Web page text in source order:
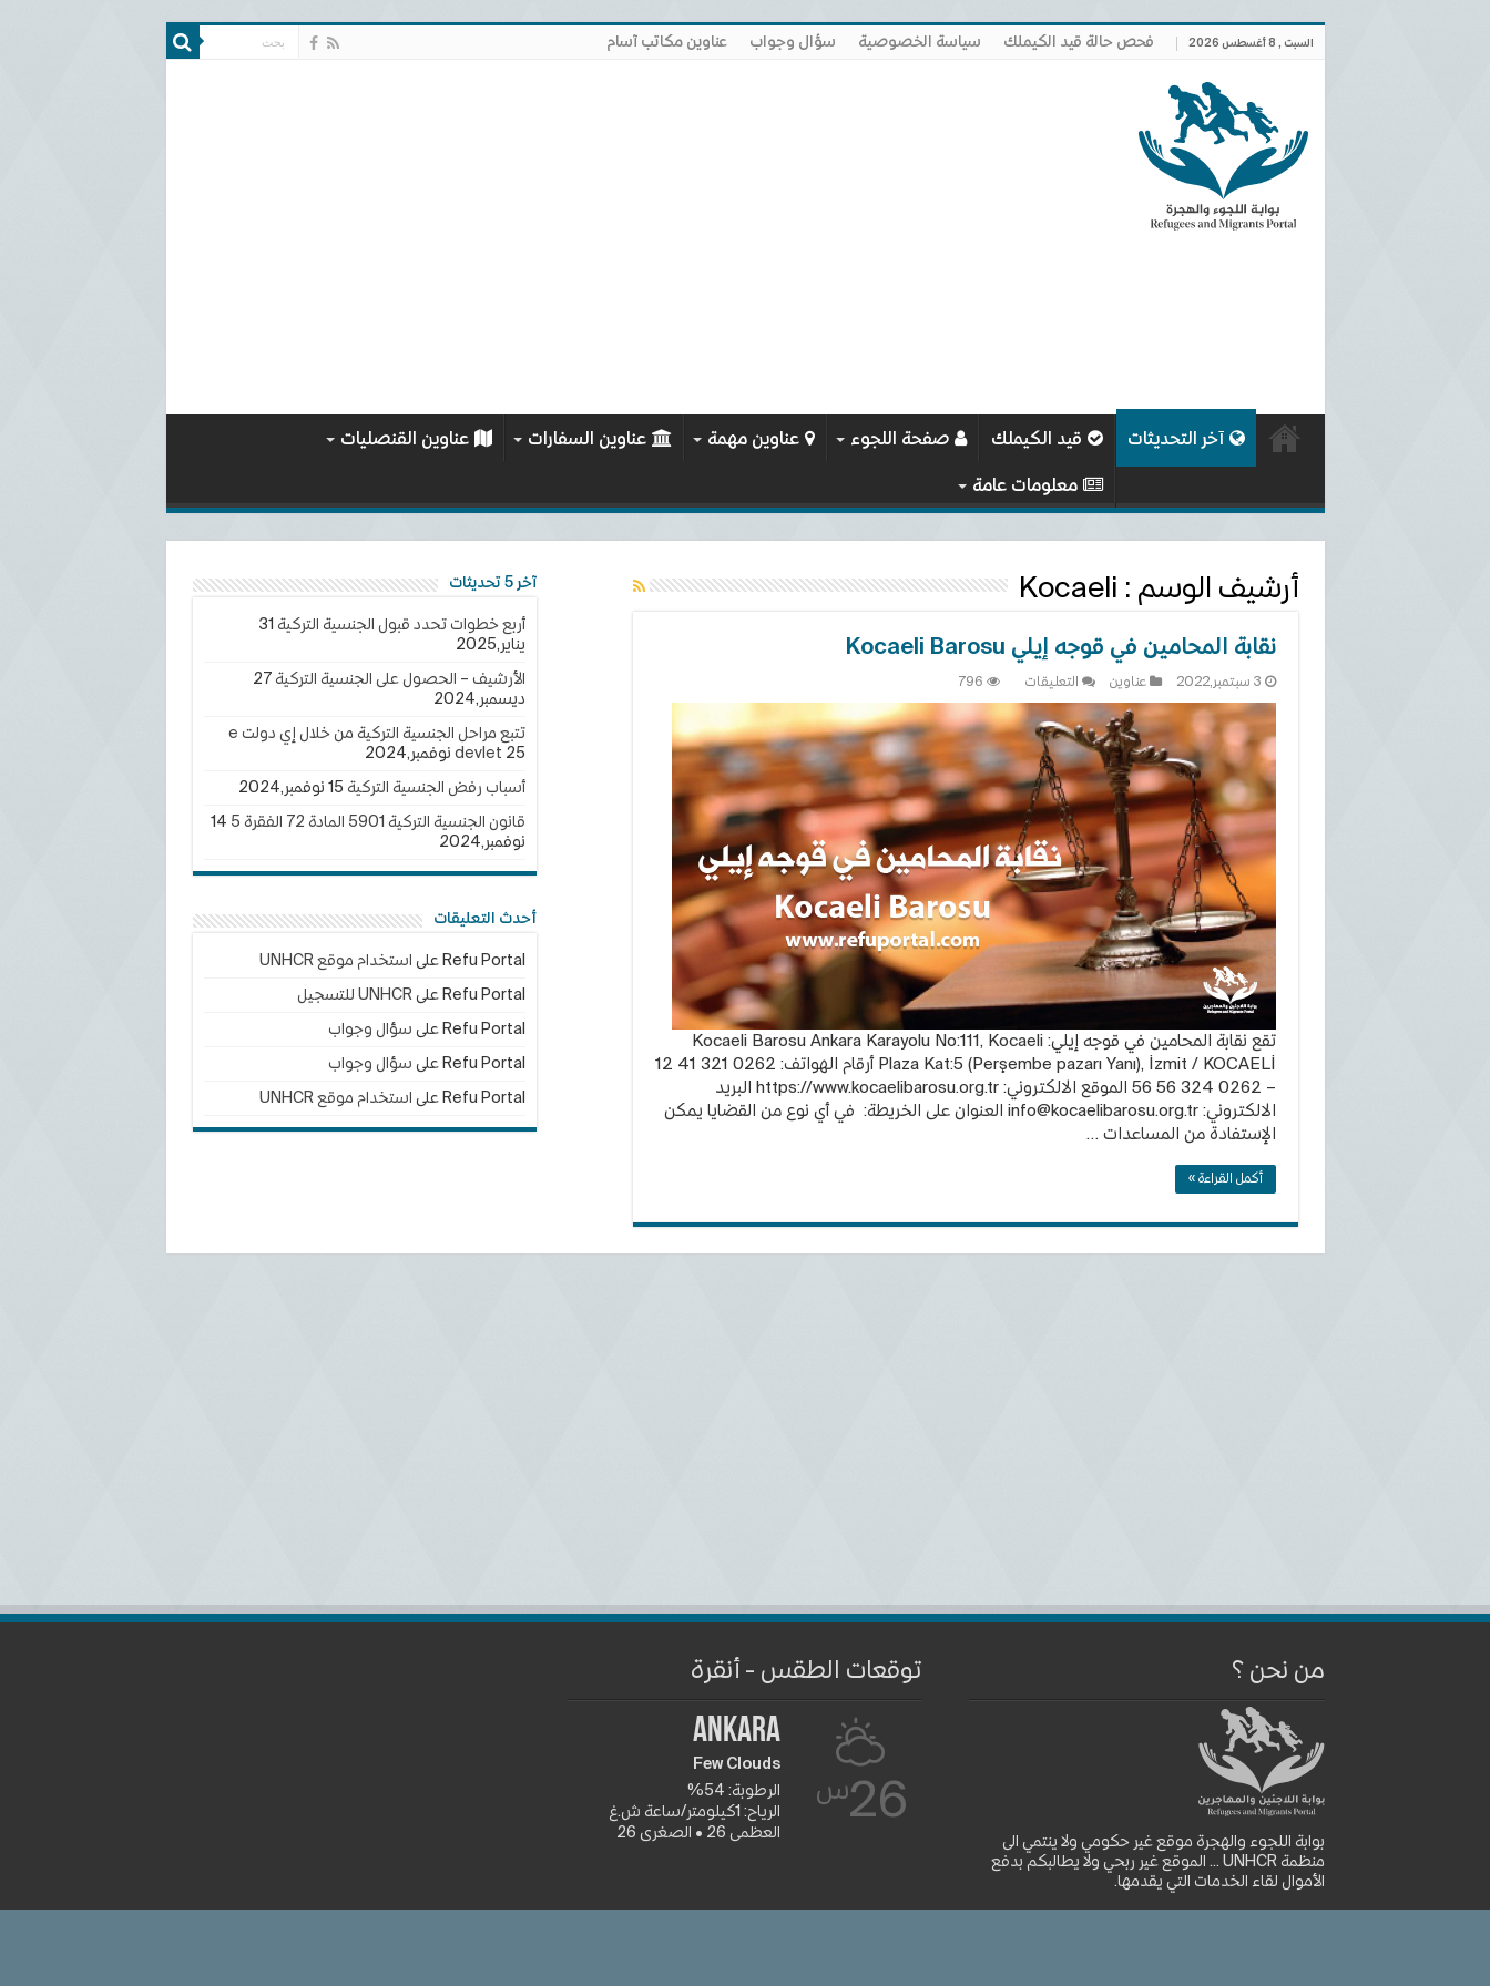
السبت , 8 أغسطس 2026 فحص حالة قيد الكيملك سياسة الخصوصية سؤال وجواب عناوين مكاتب آسام
آخر التحديثات قيد الكيملك صفحة اللجوء عناوين مهمة عناوين السفارات عناوين القنصليات
معلومات عامة
أرشيف الوسم : Kocaeli
نقابة المحامين في قوجه إيلي Kocaeli Barosu
3 سبتمبر,2022 عناوين التعليقات
المحامين
في
قوجه
إيلي
Kocaeli
Barosu
مغلقة
796
تقع نقابة المحامين في قوجه إيلي: Kocaeli Barosu Ankara Karayolu No:111, Kocaeli
Plaza Kat:5 (Perşembe pazarı Yanı), İzmit / KOCAELİ أرقام الهواتف: 0262 321 41 12
– 0262 324 56 56 الموقع الالكتروني: https://www.kocaelibarosu.org.tr البريد
الالكتروني:info@kocaelibarosu.org.tr العنوان على الخريطة: في أي نوع من القضايا يمكن
الإستفادة من المساعدات …
أكمل القراءة »
آخر 5 تحديثات
أربع خطوات تحدد قبول الجنسية التركية 31
يناير,2025
الأرشيف – الحصول على الجنسية التركية 27
ديسمبر,2024
تتبع مراحل الجنسية التركية من خلال إي دولت e
devlet 25 نوفمبر,2024
أسباب رفض الجنسية التركية 15 نوفمبر,2024
قانون الجنسية التركية 5901 المادة 72 الفقرة 5
14
نوفمبر,2024
أحدث التعليقات
Refu Portal على استخدام موقع UNHCR
Refu Portal علىUNHCR للتسجيل
Refu Portal على سؤال وجواب
Refu Portal على سؤال وجواب
Refu Portal على استخدام موقع UNHCR
من نحن ؟
بوابة اللجوء والهجرة موقع غير حكومي ولا ينتمي الى
منظمة UNHCR ... الموقع غير ربحي ولا يطالبكم بدفع
الأموال لقاء الخدمات التي يقدمها.
توقعات الطقس - أنقرة
26س
Ankara
Few Clouds
الرطوبة: 54%
الرياح: 1كيلومتر/ساعة ش.غ
العظمى 26 • الصغرى 26